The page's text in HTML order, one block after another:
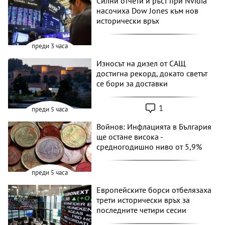
преди 3 часа
насочиха Dow Jones към нов
исторически връх
преди 5 часа
Износът на дизел от САЩ
достигна рекорд, докато светът
се бори за доставки
1
преди 5 часа
Войнов: Инфлацията в България
ще остане висока -
средногодишно ниво от 5,9%
Европейските борси отбелязаха
трети исторически връх за
последните четири сесии